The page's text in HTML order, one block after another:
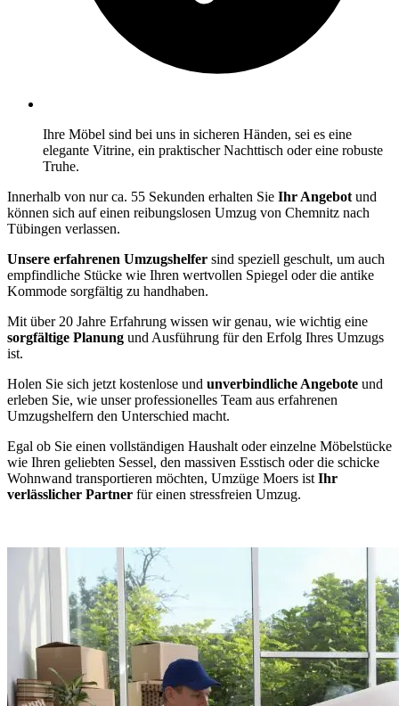
Ihre Möbel sind bei uns in sicheren Händen, sei es eine
elegante Vitrine, ein praktischer Nachttisch oder eine robuste
Truhe.
Innerhalb von nur ca. 55 Sekunden erhalten Sie Ihr Angebot und
können sich auf einen reibungslosen Umzug von Chemnitz nach
Tübingen verlassen.
Unsere erfahrenen Umzugshelfer sind speziell geschult, um auch
empfindliche Stücke wie Ihren wertvollen Spiegel oder die antike
Kommode sorgfältig zu handhaben.
Mit über 20 Jahre Erfahrung wissen wir genau, wie wichtig eine
sorgfältige Planung und Ausführung für den Erfolg Ihres Umzugs
ist.
Holen Sie sich jetzt kostenlose und unverbindliche Angebote und
erleben Sie, wie unser professionelles Team aus erfahrenen
Umzugshelfern den Unterschied macht.
Egal ob Sie einen vollständigen Haushalt oder einzelne Möbelstücke
wie Ihren geliebten Sessel, den massiven Esstisch oder die schicke
Wohnwand transportieren möchten, Umzüge Moers ist Ihr
verlässlicher Partner für einen stressfreien Umzug.